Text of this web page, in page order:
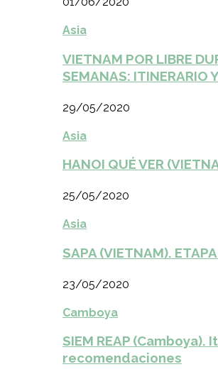
Asia
VIETNAM POR LIBRE
SEMANAS: ITINERARIO
29/05/2020
Asia
HANOI QUÉ VER
25/05/2020
Asia
SAPA (VIETNAM).
23/05/2020
Camboya
SIEM REAP (Camboya).
recomendaciones